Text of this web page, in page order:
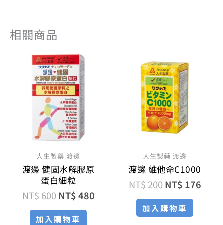
相關商品
人生製藥 渡邊
渡邊 健固水解膠原
蛋白細粒
NT$600
原
始
價
格：
NT$ 600。
NT$480
加入購物車
人生製藥 渡邊
渡邊 維他命C1000
NT$200
始
價
格：
NT$ 200。
NT$ 176
加入購物車